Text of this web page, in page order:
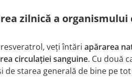
zilnică a
veți întăriapărarea
circulației sanguine. Cu două
de starea generală de bine pe